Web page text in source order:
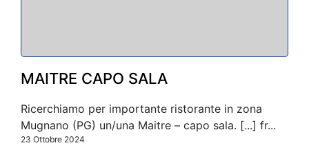
MAITRE CAPO SALA
Ricerchiamo per importante ristorante in zona
Mugnano (PG) un/una Maitre – capo sala. [...] fr...
23 Ottobre 2024